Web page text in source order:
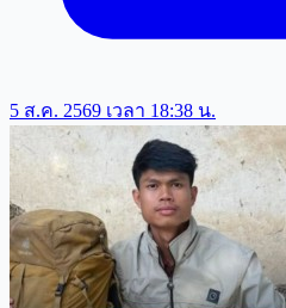
5 ส.ค. 2569 เวลา 18:38 น.